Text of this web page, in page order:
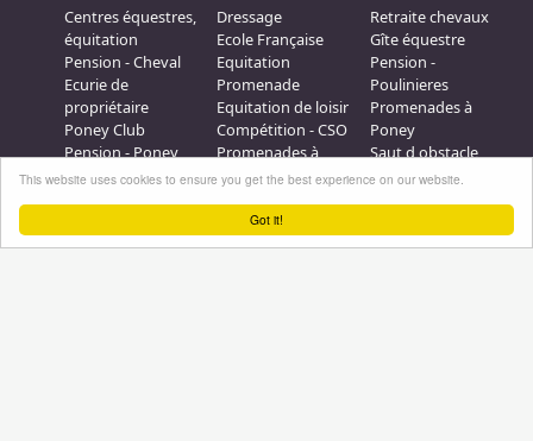
Got it!
This website uses cookies to ensure you get the best experience on our website.
Centres équestres,
équitation
Pension - Cheval
Ecurie de
propriétaire
Poney Club
Pension - Poney
Débourrage
Dressage
Ecole Française
Equitation
Promenade
Equitation de loisir
Compétition - CSO
Promenades à
Cheval
Retraite chevaux
Gîte équestre
Pension -
Poulinieres
Promenades à
Poney
Saut d obstacle
Relais étape